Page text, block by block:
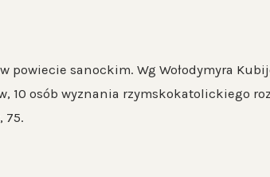
powiecie sanockim. Wg Wołodymyra
10 osób wyznania rzymskokatolickiego
75.